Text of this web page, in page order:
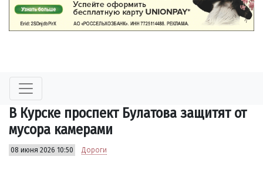
В Курске проспект Булатова защитят от
мусора камерами
08 июня 2026 10:50 Дороги